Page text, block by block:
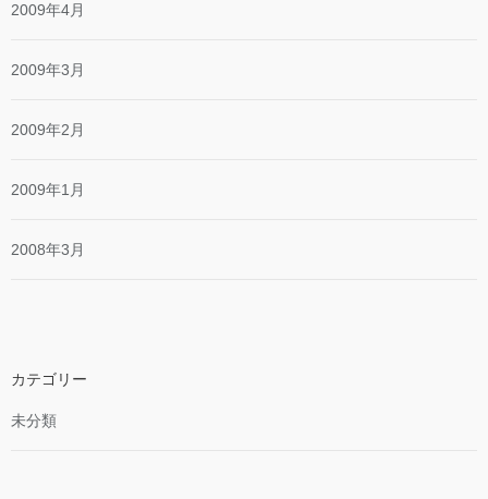
2009年4月
2009年3月
2009年2月
2009年1月
2008年3月
カテゴリー
未分類